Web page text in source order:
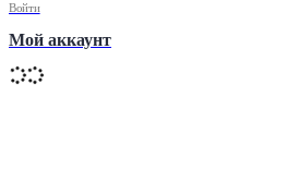
Войти
Мой аккаунт